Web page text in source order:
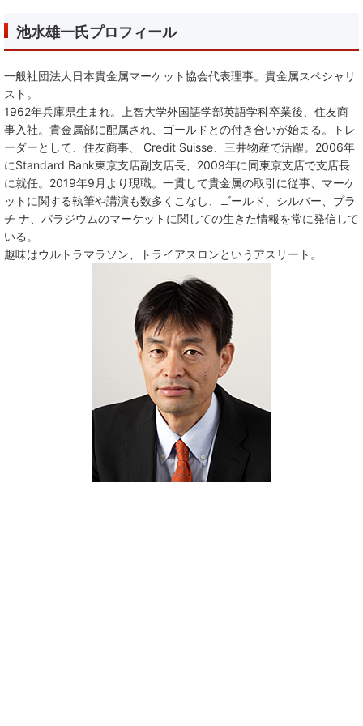
池水雄一氏プロフィール
一般社団法人日本貴金属マーケット協会代表理事。貴金属スペシャリ
スト。
1962年兵庫県生まれ。上智大学外国語学部英語学科卒業後、住友商
事入社。貴金属部に配属され、ゴールドとの付き合いが始まる。トレ
ーダーとして、住友商事、 Credit Suisse、三井物産で活躍。2006年
にStandard Bank東京支店副支店長、2009年に同東京支店で支店長
に就任。2019年9月より現職。一貫して貴金属の取引に従事、マーケ
ットに関する執筆や講演も数多くこなし、ゴールド、シルバー、プラ
チ ナ、パラジウムのマーケットに関しての生きた情報を常に発信して
いる。
趣味はウルトラマラソン、トライアスロンというアスリート。